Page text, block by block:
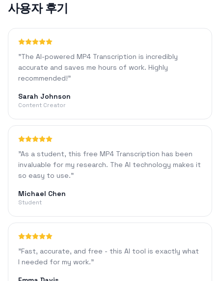
사용자 후기
"The AI-powered MP4 Transcription is incredibly
accurate and saves me hours of work. Highly
recommended!"
Sarah Johnson
Content Creator
"As a student, this free MP4 Transcription has been
invaluable for my research. The AI technology makes it
so easy to use."
Michael Chen
Student
"Fast, accurate, and free - this AI tool is exactly what
I needed for my work."